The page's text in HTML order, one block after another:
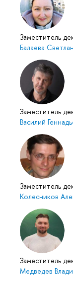
Заместитель
Балаева
Заместитель
асилий
Заместитель
Колесников
Заместитель
Медведев